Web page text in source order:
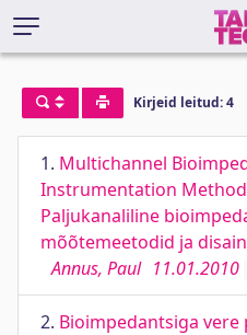
Kirjeid leitud: 4
1. Multichannel
Instrumentation
Paljukanaliline
mõõtemeetodid ja
Annus, Paul 11.01.2010
2. Bioimpedantsiga vere